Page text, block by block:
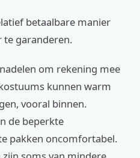
betaalbare manier
te garanderen.
om rekening mee
kunnen warm
vooral binnen.
de beperkte
pakken oncomfortabel.